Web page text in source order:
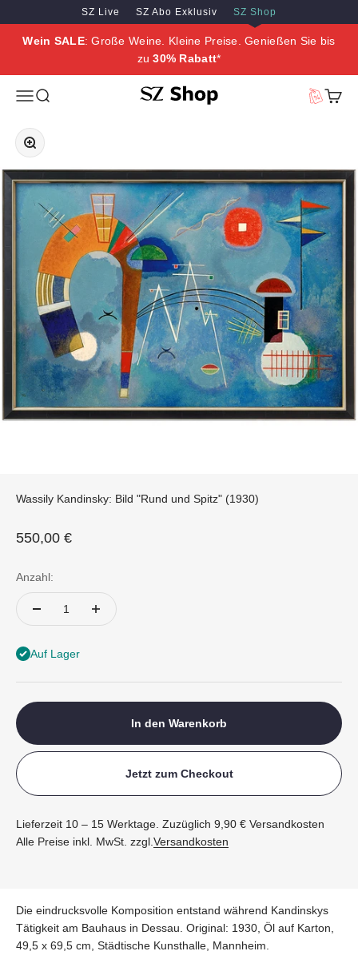
Zum Inhalt springen
Zum Hauptinhalt springen
SZ Live SZ Abo Exklusiv SZ Shop
Wein SALE: Große Weine. Kleine Preise. Genießen Sie bis
zu30% Rabatt*
MenüSuche SZ Erleben
Bild vergrößern
Wassily Kandinsky: Bild "Rund und Spitz" (1930)
Angebot
550,00 €
Anzahl:
Auf Lager
In den Warenkorb
Jetzt zum Checkout
Lieferzeit 10 – 15 Werktage. Zuzüglich 9,90 € Versandkosten
Alle Preise inkl. MwSt. zzgl.Versandkosten
Die eindrucksvolle Komposition entstand während Kandinskys
Tätigkeit am Bauhaus in Dessau. Original: 1930, Öl auf Karton,
49,5 x 69,5 cm, Städtische Kunsthalle, Mannheim.